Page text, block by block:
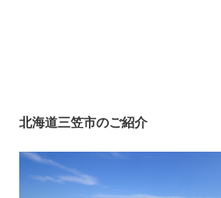
北海道三笠市のご紹介